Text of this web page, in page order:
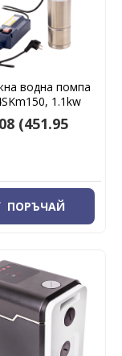
водна помпа
1.1kw
(451.95
ПОРЪЧАЙ